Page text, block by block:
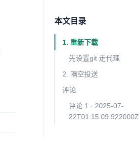
本文目录
1. 重新下载
先设置git 走代理
2. 隔空投送
评论
评论 1 · 2025-07-
22T01:15:09.922000Z